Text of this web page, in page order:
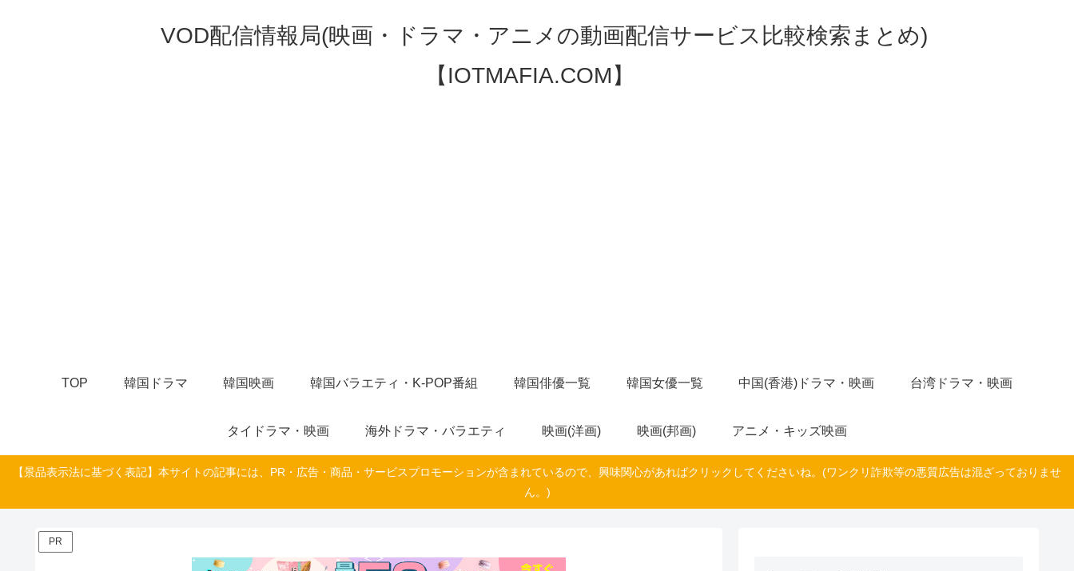
VOD配信情報局(映画・ドラマ・アニメの動画配信サービス比較検索まとめ)
【IOTMAFIA.COM】
TOP 韓国ドラマ 韓国映画 韓国バラエティ・K-POP番組 韓国俳優一覧 韓国女優一覧 中国(香港)ドラマ・映画 台湾ドラマ・映画
タイドラマ・映画 海外ドラマ・バラエティ 映画(洋画) 映画(邦画) アニメ・キッズ映画
【景品表示法に基づく表記】本サイトの記事には、PR・広告・商品・サービスプロモーションが含まれているので、興味関心があればクリックしてくださいね。(ワンクリ詐欺等の悪質広告は混ざっておりませ
ん。)
PR